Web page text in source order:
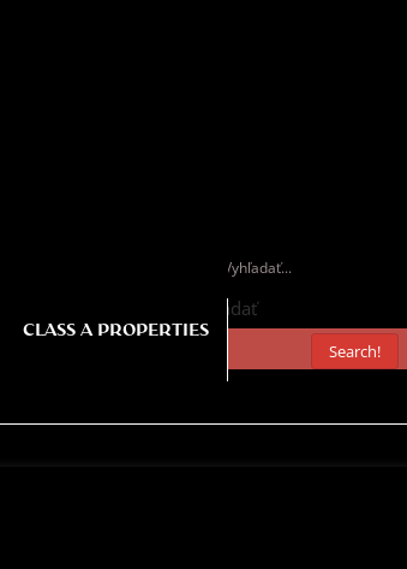
CLASS A PROPERTIES
Vyhľadať
Search!